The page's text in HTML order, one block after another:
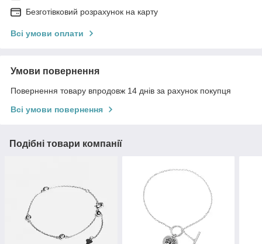
Безготівковий розрахунок на карту
Всі умови оплати
Умови повернення
Повернення товару впродовж 14 днів за рахунок покупця
Всі умови повернення
Подібні товари компанії